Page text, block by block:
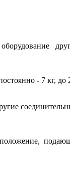
- 7 кг, до 2
положение,